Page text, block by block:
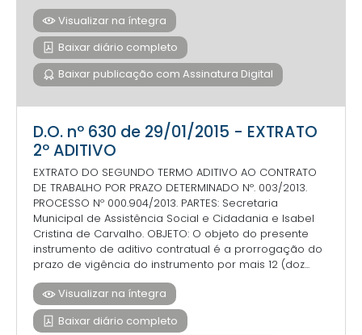
Visualizar na íntegra
Baixar diário completo
Baixar publicação com Assinatura Digital
D.O. nº 630 de 29/01/2015 - EXTRATO
2º ADITIVO
EXTRATO DO SEGUNDO TERMO ADITIVO AO CONTRATO
DE TRABALHO POR PRAZO DETERMINADO Nº. 003/2013.
PROCESSO Nº 000.904/2013. PARTES: Secretaria
Municipal de Assistência Social e Cidadania e Isabel
Cristina de Carvalho. OBJETO: O objeto do presente
instrumento de aditivo contratual é a prorrogação do
prazo de vigência do instrumento por mais 12 (doz...
Visualizar na íntegra
Baixar diário completo